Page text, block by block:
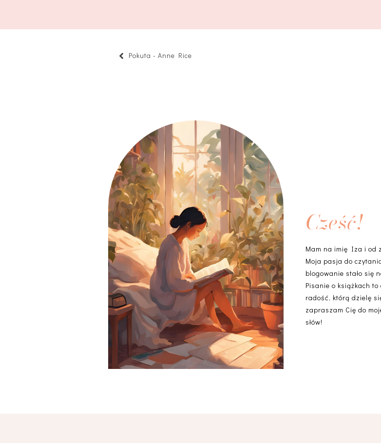
Pokuta - Anne Rice
Cześć!
Mam na imię Iza i od
Moja pasja do
blogowanie stało się
Pisanie o książkach
radość, którą dzielę
zapraszam Cię do
słów!